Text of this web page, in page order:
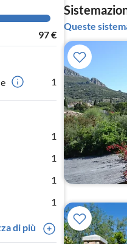
97€
1
1
1
1
1
di più
Queste